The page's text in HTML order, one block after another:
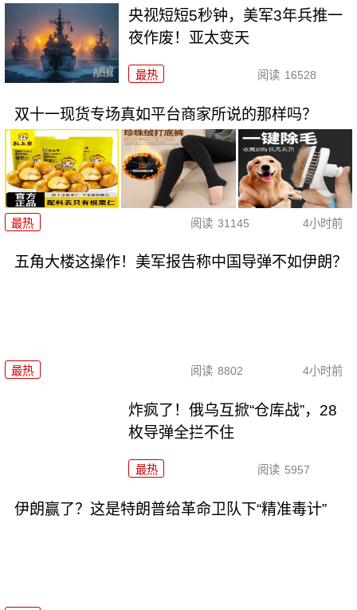
央视短短5秒钟，美军3年兵推一
夜作废！亚太变天
最热 阅读 16528
双十一现货专场真如平台商家所说的那样吗？
最热 阅读 31145 4小时前
五角大楼这操作！美军报告称中国导弹不如伊朗？
最热 阅读 8802 4小时前
炸疯了！俄乌互掀“仓库战”，28
枚导弹全拦不住
最热 阅读 5957
伊朗赢了？这是特朗普给革命卫队下“精准毒计”